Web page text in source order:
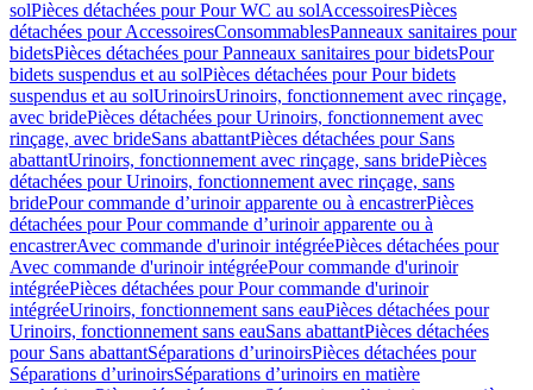
solPièces détachées pour Pour WC au solAccessoiresPièces
détachées pour AccessoiresConsommablesPanneaux sanitaires pour
bidetsPièces détachées pour Panneaux sanitaires pour bidetsPour
bidets suspendus et au solPièces détachées pour Pour bidets
suspendus et au solUrinoirsUrinoirs, fonctionnement avec rinçage,
avec bridePièces détachées pour Urinoirs, fonctionnement avec
rinçage, avec brideSans abattantPièces détachées pour Sans
abattantUrinoirs, fonctionnement avec rinçage, sans bridePièces
détachées pour Urinoirs, fonctionnement avec rinçage, sans
bridePour commande d’urinoir apparente ou à encastrerPièces
détachées pour Pour commande d’urinoir apparente ou à
encastrerAvec commande d'urinoir intégréePièces détachées pour
Avec commande d'urinoir intégréePour commande d'urinoir
intégréePièces détachées pour Pour commande d'urinoir
intégréeUrinoirs, fonctionnement sans eauPièces détachées pour
Urinoirs, fonctionnement sans eauSans abattantPièces détachées
pour Sans abattantSéparations d’urinoirsPièces détachées pour
Séparations d’urinoirsSéparations d’urinoirs en matière